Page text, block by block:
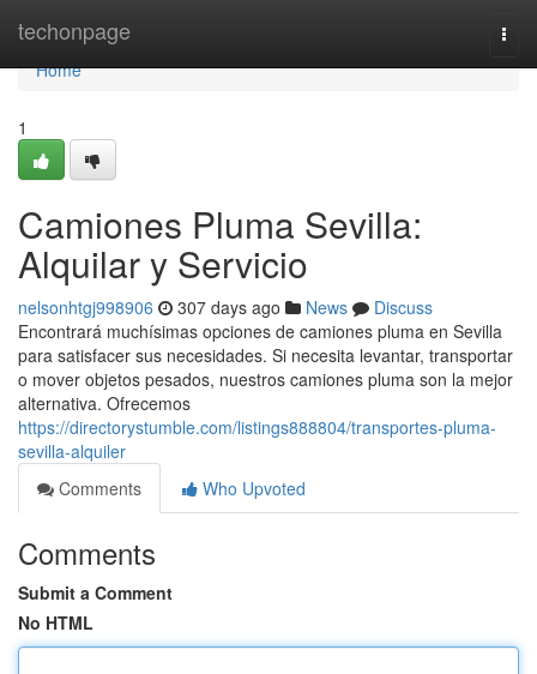
techonpage
Home
Home
1
Camiones Pluma Sevilla:
Alquilar y Servicio
nelsonhtgj998906 307 days ago News
Discuss
Encontrará muchísimas opciones de camiones pluma en Sevilla
para satisfacer sus necesidades. Si necesita levantar, transportar
o mover objetos pesados, nuestros camiones pluma son la mejor
alternativa. Ofrecemos
https://directorystumble.com/listings888804/transportes-pluma-
sevilla-alquiler
Comments
Who Upvoted
Comments
Submit a Comment
No HTML